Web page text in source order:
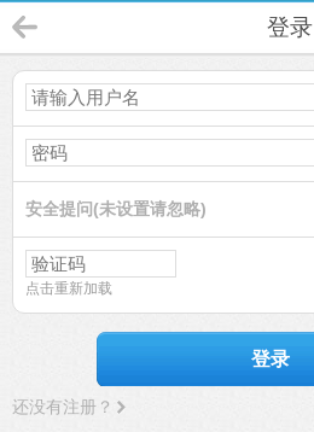
登录
安全提问(未设置请忽略)
点击重新加载
登录
还没有注册？